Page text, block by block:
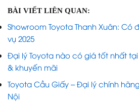
BÀI VIẾT LIÊN QUAN:
Showroom Toyota Thanh Xuân: Có
vụ 2025
Đại lý Toyota nào có giá tốt nhất tại
& khuyến mãi
Toyota Cầu Giấy – Đại lý chính
Nội